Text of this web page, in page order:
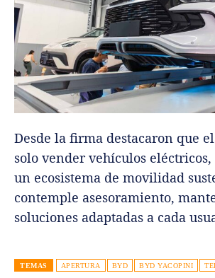
Desde la firma destacaron que
solo vender vehículos
un ecosistema de movilidad
contemple asesoramiento,
soluciones adaptadas a cada
TEMAS APERTURA BYD BYD YACOPINI